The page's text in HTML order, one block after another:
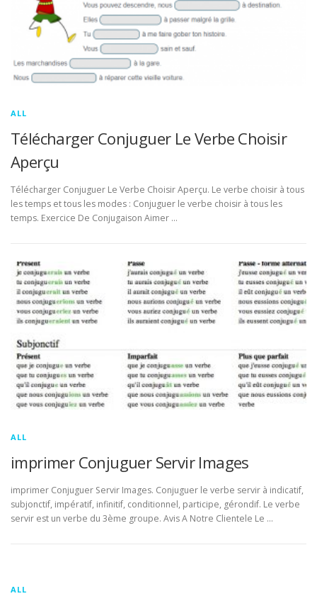
ALL
Télécharger Conjuguer Le Verbe Choisir
Aperçu
Télécharger Conjuguer Le Verbe Choisir Aperçu. Le verbe choisir à tous
les temps et tous les modes : Conjuguer le verbe choisir à tous les
temps. Exercice De Conjugaison Aimer …
ALL
imprimer Conjuguer Servir Images
imprimer Conjuguer Servir Images. Conjuguer le verbe servir à indicatif,
subjonctif, impératif, infinitif, conditionnel, participe, gérondif. Le verbe
servir est un verbe du 3ème groupe. Avis A Notre Clientele Le …
ALL